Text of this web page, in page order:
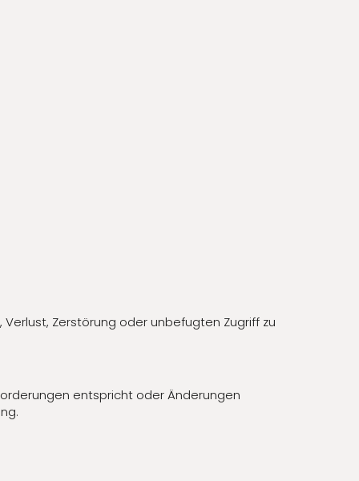
Zerstörung oder unbefugten Zugriff zu
entspricht oder Änderungen